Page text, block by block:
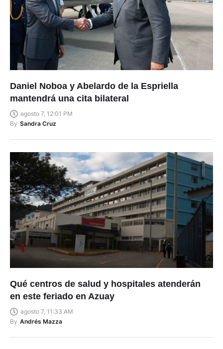
Daniel Noboa y Abelardo de la Espriella
mantendrá una cita bilateral
agosto 7, 12:01 PM
By Sandra Cruz
Qué centros de salud y hospitales atenderán
en este feriado en Azuay
agosto 7, 11:33 AM
By Andrés Mazza